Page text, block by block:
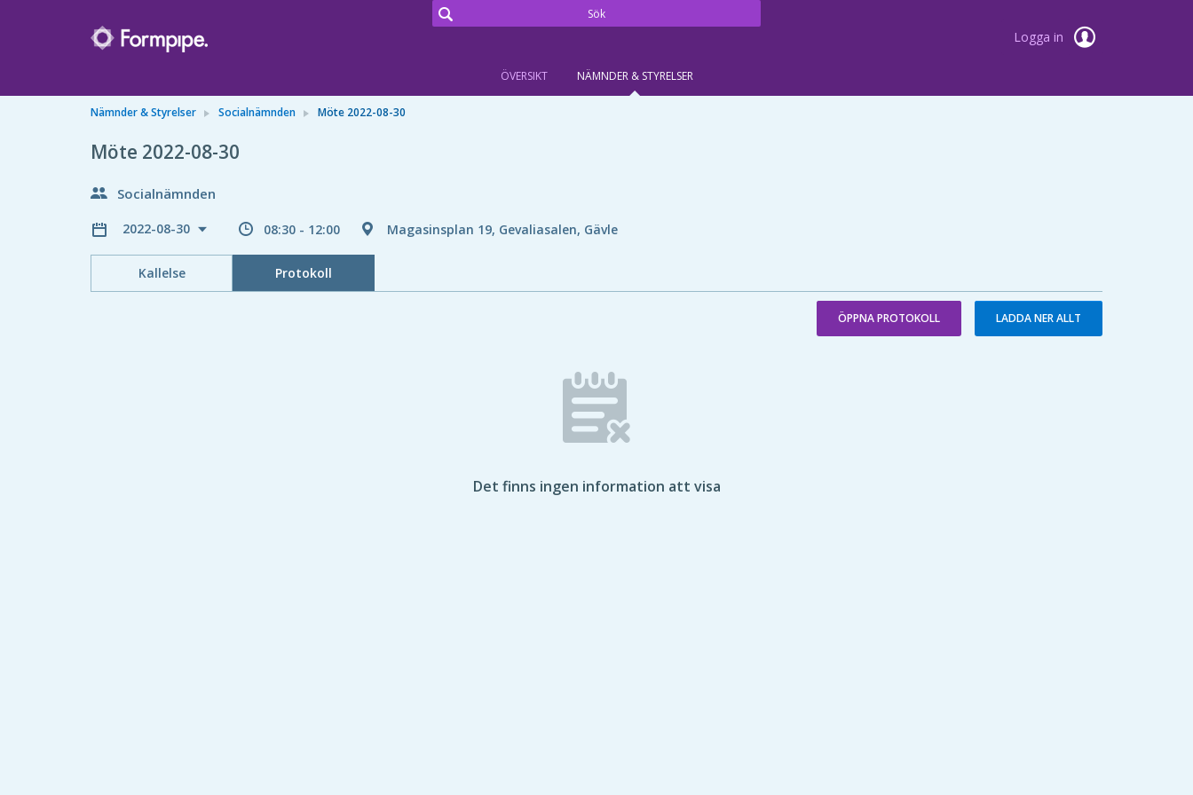
Logga in
ÖVERSIKT NÄMNDER & STYRELSER
Nämnder & Styrelser Socialnämnden Möte 2022-08-30
Möte 2022-08-30
Socialnämnden
2022-08-30 08:30 - 12:00 Magasinsplan 19, Gevaliasalen, Gävle
Kallelse Protokoll
ÖPPNA PROTOKOLL LADDA NER ALLT
Det finns ingen information att visa